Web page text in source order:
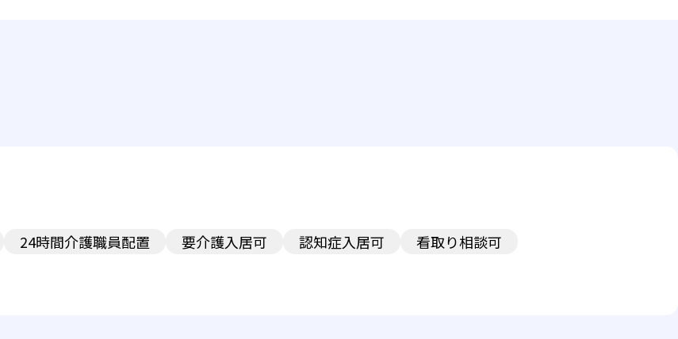
24時間介護職員配置 要介護入居可 認知症入居可
看取り相談可